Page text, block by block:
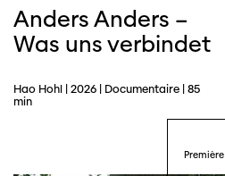
Anders Anders –
Was uns verbindet
Hao Hohl | 2026 | Documentaire | 85
min
Première